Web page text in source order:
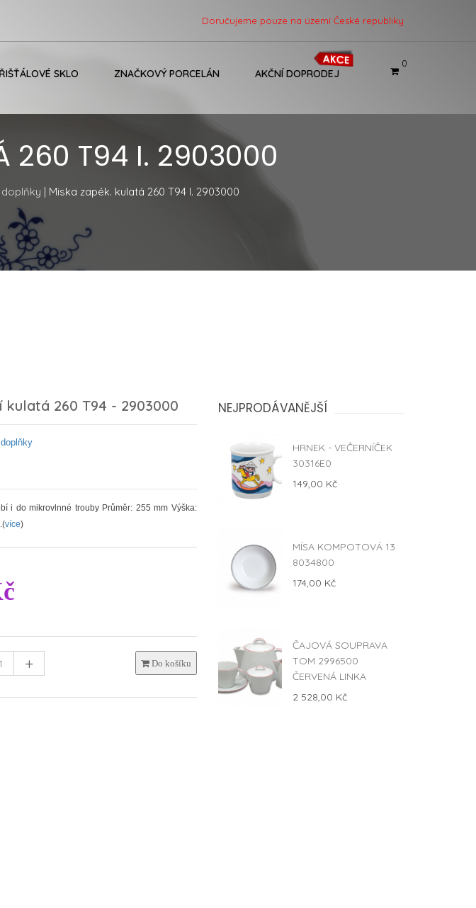
Doručujeme pouze na území České republiky
SKLO ZNAČKOVÝ PORCELÁN AKČNÍ DOPRODEJ
0
260 T94 I. 2903000
| Miska zapék. kulatá 260 T94 I. 2903000
kulatá 260 T94 - 2903000
i do mikrovlnné trouby Průměr: 255 mm Výška:
více)
+ Do košíku
NEJPRODÁVANĚJŠÍ
HRNEK - VEČERNÍČEK
30316E0
149,00 Kč
MÍSA KOMPOTOVÁ 13
8034800
174,00 Kč
ČAJOVÁ SOUPRAVA
TOM 2996500
ČERVENÁ LINKA
2 528,00 Kč